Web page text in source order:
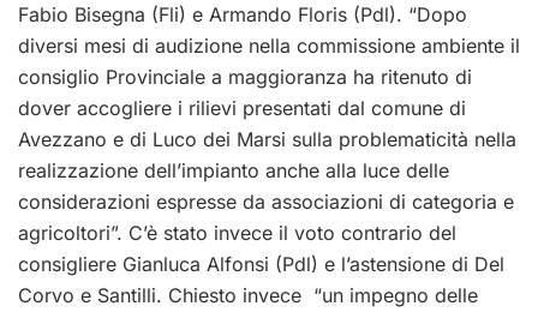
Fabio Bisegna (Fli) e Armando Floris (Pdl). “Dopo
diversi mesi di audizione nella commissione ambiente il
consiglio Provinciale a maggioranza ha ritenuto di
dover accogliere i rilievi presentati dal comune di
Avezzano e di Luco dei Marsi sulla problematicità nella
realizzazione dell’impianto anche alla luce delle
considerazioni espresse da associazioni di categoria e
agricoltori”. C’è stato invece il voto contrario del
consigliere Gianluca Alfonsi (Pdl) e l’astensione di Del
Corvo e Santilli. Chiesto invece “un impegno delle